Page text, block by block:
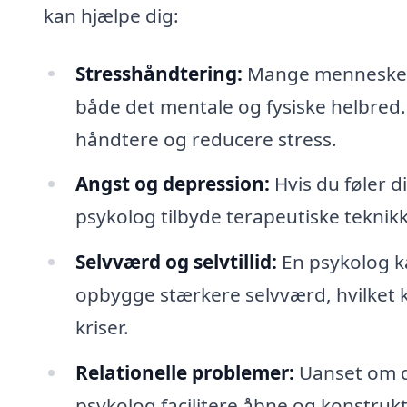
kan hjælpe dig:
Stresshåndtering: Mange
både det mentale og fysiske
håndtere og reducere stress.
Angst og depression: Hvis du føler
psykolog tilbyde terapeutiske
Selvværd og selvtillid: En psykolog
opbygge stærkere selvværd, hvilket
kriser.
Relationelle problemer: Uanset om